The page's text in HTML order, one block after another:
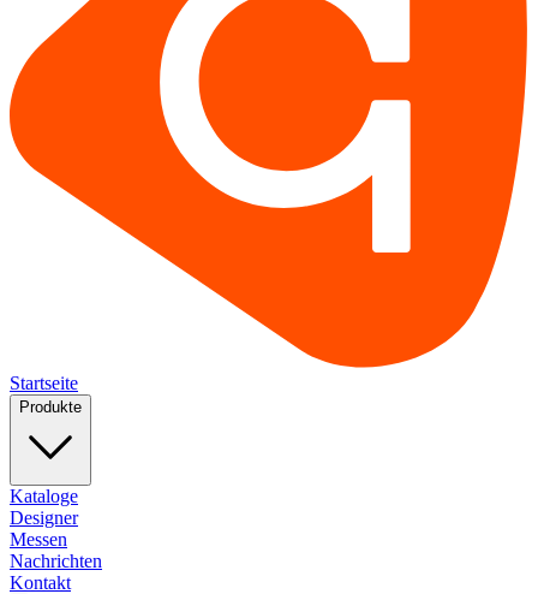
Startseite
Produkte
Kataloge
Designer
Messen
Nachrichten
Kontakt